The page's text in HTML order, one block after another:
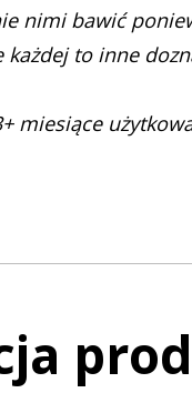
nimi bawić
to inne
miesiące